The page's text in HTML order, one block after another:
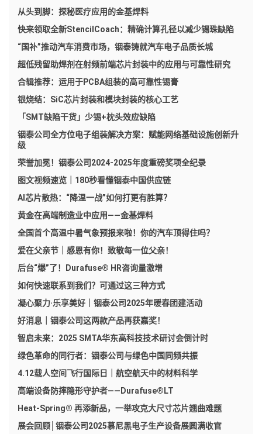
从头到脚：探秘医疗应用的金基焊料
快来领取全新StencilCoach：精确计算孔径以减少锡珠缺陷
“国补”推动汽车消费市场，铟泰铸就汽车电子品质长城
超低残留助焊剂在射频前端芯片封装中的应用与可靠性研究
合辑推荐：运用于PCBA组装的高可靠性锡膏
银烧结：SiC芯片封装和模块封装的核心工艺
「SMT缺陷干货」少锡+枕头效应缺陷
铟泰公司全方位电子组装解决方案：赋能网络基础设施创新升
级
荣誉加冕！铟泰公司2024-2025年度重磅奖项全纪录
图文视频速览｜180秒看懂铟泰中国供应链
AI芯片散热：“降温一战”如何打更有胜算？
黄金在高端制造业中应用——金基焊料
全国首个高温中暑气象预报来啦！你的汽车顶得住吗？
爱在父亲节｜感恩有你！致敬每一位父亲！
后台“爆”了！Durafuse® HR咨询量激增
如何快速联系到我们？可通过这三种方式
凝心聚力·乐享美好｜铟泰公司2025年暖春团建活动
好消息｜铟泰公司这两款产品再获嘉奖！
智启未来：2025 SMTA华东高科技技术研讨会倒计时
绿色革命的同行者：铟泰公司与绿色中国同频共振
4.12载人空间飞行国际日｜航空航天中的材料科学
高端设备防摔隐形守护者——Durafuse®LT
Heat-Spring® 再添新品，一举攻克大尺寸芯片翘曲难题
展会回顾│铟泰公司2025慕尼黑电子生产设备展圆满收官